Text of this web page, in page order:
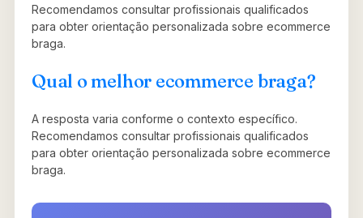
Recomendamos consultar profissionais qualificados
para obter orientação personalizada sobre ecommerce
braga.
Qual o melhor ecommerce braga?
A resposta varia conforme o contexto específico.
Recomendamos consultar profissionais qualificados
para obter orientação personalizada sobre ecommerce
braga.